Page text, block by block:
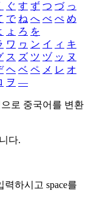
ぐ す ず つ づ っ
で ね へ べ ぺ め
ょ ろ を
ワ ヮ ン イ ィ キ
ス ズ ツ ヅ ッ ヌ
ヘ ベ ペ メ レ オ
ヲ ―
로 중국어를 변환
다.
력하시고 space를